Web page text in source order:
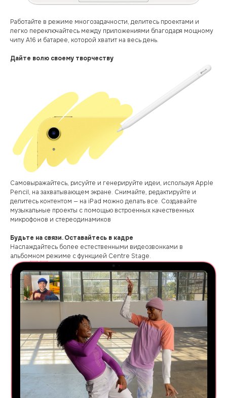
Работайте в режиме многозадачности, делитесь проектами и
легко переключайтесь между приложениями благодаря мощному
чипу А16 и батарее, которой хватит на весь день.
Дайте волю своему творчеству
Самовыражайтесь, рисуйте и генерируйте идеи, используя Apple
Pencil, на захватывающем экране. Снимайте, редактируйте и
делитесь контентом — на iPad можно делать все. Создавайте
музыкальные проекты с помощью встроенных качественных
микрофонов и стереодинамиков
Будьте на связи. Оставайтесь в кадре
Наслаждайтесь более естественными видеозвонками в
альбомном режиме с функцией Centre Stage.